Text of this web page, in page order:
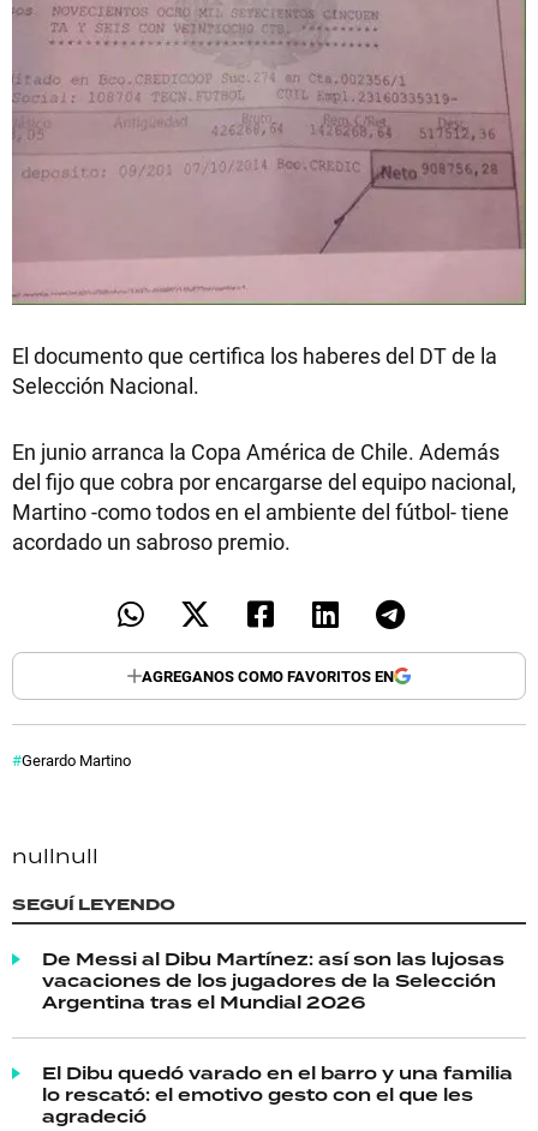
El documento que certifica los haberes del DT de la
Selección Nacional.
En junio arranca la Copa América de Chile. Además
del fijo que cobra por encargarse del equipo nacional,
Martino -como todos en el ambiente del fútbol- tiene
acordado un sabroso premio.
AGREGANOS COMO FAVORITOS EN
Gerardo Martino
nullnull
SEGUÍ LEYENDO
De Messi al Dibu Martínez: así son las lujosas
vacaciones de los jugadores de la Selección
Argentina tras el Mundial 2026
El Dibu quedó varado en el barro y una familia
lo rescató: el emotivo gesto con el que les
agradeció